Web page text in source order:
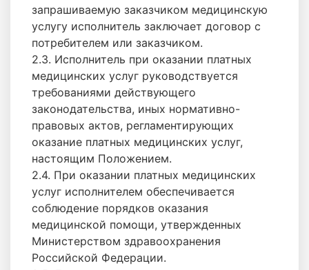
запрашиваемую заказчиком медицинскую
услугу исполнитель заключает договор с
потребителем или заказчиком.
2.3. Исполнитель при оказании платных
медицинских услуг руководствуется
требованиями действующего
законодательства, иных нормативно-
правовых актов, регламентирующих
оказание платных медицинских услуг,
настоящим Положением.
2.4. При оказании платных медицинских
услуг исполнителем обеспечивается
соблюдение порядков оказания
медицинской помощи, утвержденных
Министерством здравоохранения
Российской Федерации.